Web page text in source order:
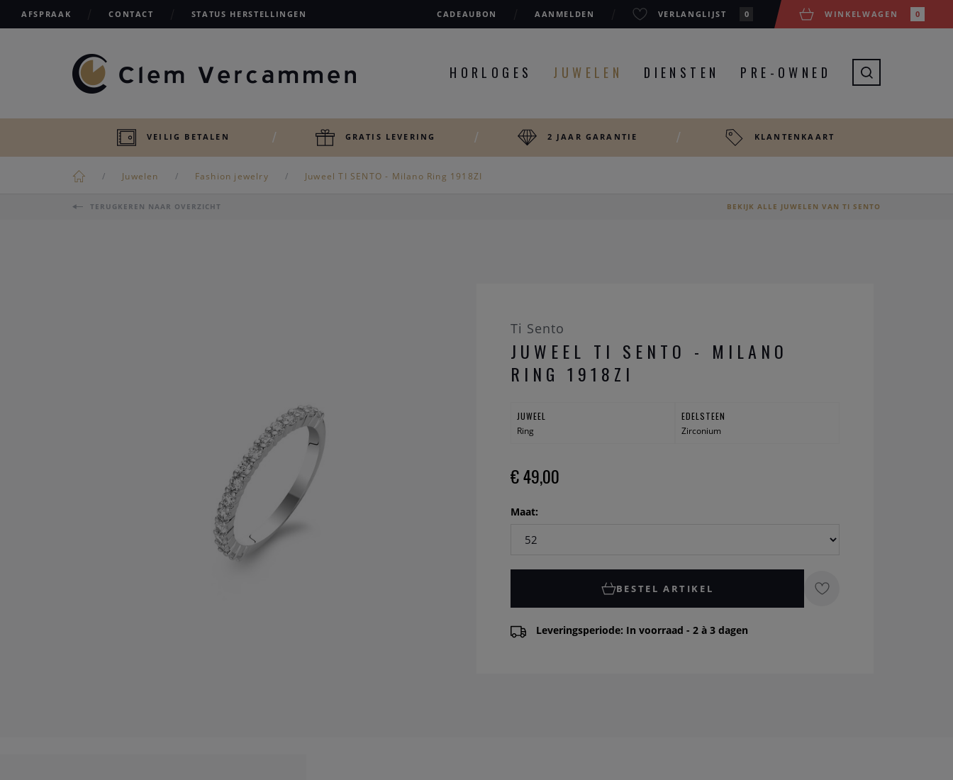
AFSPRAAK CONTACT STATUS HERSTELLINGEN CADEAUBON AANMELDEN VERLANGLIJST 0 WINKELWAGEN 0
HORLOGES JUWELEN DIENSTEN PRE-OWNED
VEILIG BETALEN GRATIS LEVERING 2 JAAR GARANTIE KLANTENKAART
Juwelen Fashion jewelry Juweel TI SENTO - Milano Ring 1918ZI
TERUGKEREN NAAR OVERZICHT BEKIJK ALLE JUWELEN VAN TI SENTO
Ti Sento
JUWEEL TI SENTO - MILANO
RING 1918ZI
JUWEEL
Ring
EDELSTEEN
Zirconium
€ 49,00
Maat:
BESTEL ARTIKEL
Leveringsperiode: In voorraad - 2 à 3 dagen